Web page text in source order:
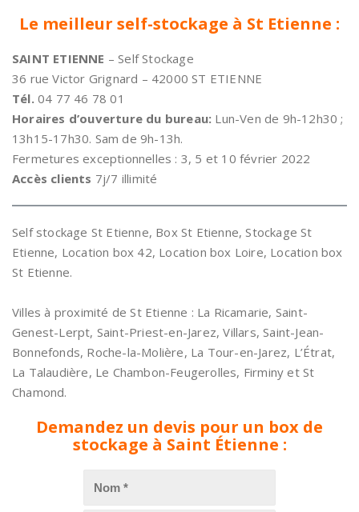
Le meilleur self-stockage à St Etienne :
SAINT ETIENNE – Self Stockage
36 rue Victor Grignard – 42000 ST ETIENNE
Tél. 04 77 46 78 01
Horaires d’ouverture du bureau: Lun-Ven de 9h-12h30 ;
13h15-17h30. Sam de 9h-13h.
Fermetures exceptionnelles : 3, 5 et 10 février 2022
Accès clients 7j/7 illimité
Self stockage St Etienne, Box St Etienne, Stockage St
Etienne, Location box 42, Location box Loire, Location box
St Etienne.
Villes à proximité de St Etienne : La Ricamarie, Saint-
Genest-Lerpt, Saint-Priest-en-Jarez, Villars, Saint-Jean-
Bonnefonds, Roche-la-Molière, La Tour-en-Jarez, L’Étrat,
La Talaudière, Le Chambon-Feugerolles, Firminy et St
Chamond.
Demandez un devis pour un box de
stockage à Saint Étienne :